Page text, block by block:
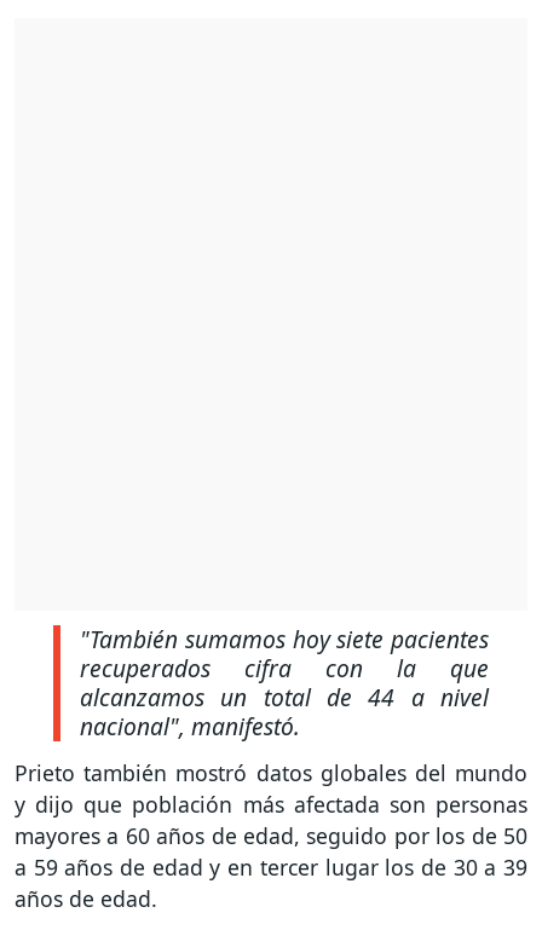
"También sumamos hoy siete pacientes
recuperados cifra con la que
alcanzamos un total de 44 a nivel
nacional", manifestó.
Prieto también mostró datos globales del mundo
y dijo que población más afectada son personas
mayores a 60 años de edad, seguido por los de 50
a 59 años de edad y en tercer lugar los de 30 a 39
años de edad.